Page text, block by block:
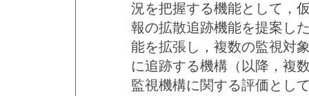
況を把握する機能として，
報の拡散追跡機能を提案し
能を拡張し，複数の監視対
に追跡する機構（以降，複
監視機構に関する評価とし